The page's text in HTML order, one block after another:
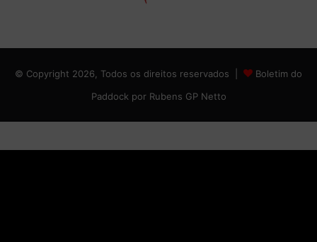
© Copyright 2026, Todos os direitos reservados |
Boletim do
Paddock por Rubens GP Netto